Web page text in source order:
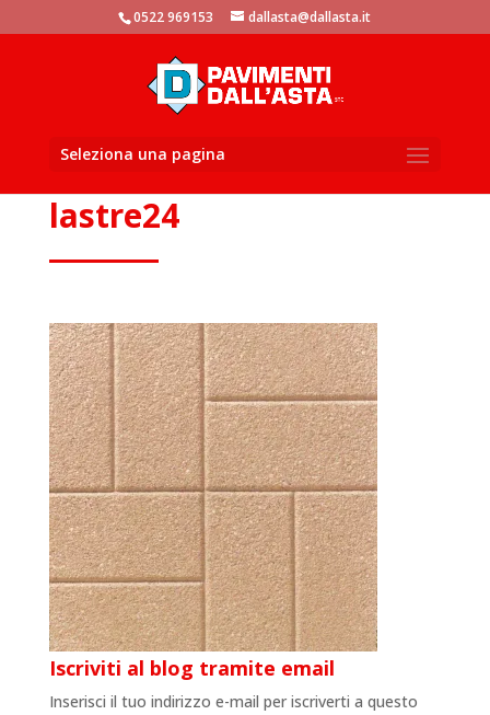
window.dataLayer = window.dataLayer || []; function gtag()
{dataLayer.push(arguments)}; gtag('js', new Date()); gtag('config',
0522 969153 dallasta@dallasta.it
Seleziona una pagina
lastre24
Iscriviti al blog tramite email
Inserisci il tuo indirizzo e-mail per iscriverti a questo